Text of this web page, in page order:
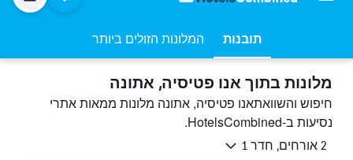
תובנות המלונות הזולים ביותר
מלונות בתוך אנו פטיסיה, אתונה
חיפוש והשוואתאנו פטיסיה, אתונה מלונות ממאות אתרי
נסיעות ב-HotelsCombined.
2 אורחים, חדר 1